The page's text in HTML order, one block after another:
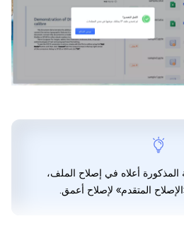
المذكورة أعلاه في إصلاح الملف،
المتقدم» لإصلاح أعمق.